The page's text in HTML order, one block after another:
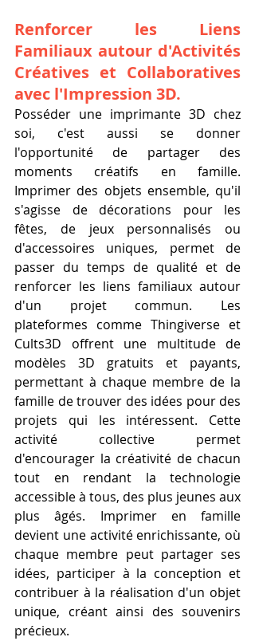
Renforcer les Liens
Familiaux autour d'Activités
Créatives et Collaboratives
avec l'Impression 3D.
Posséder une imprimante 3D chez
soi, c'est aussi se donner
l'opportunité de partager des
moments créatifs en famille.
Imprimer des objets ensemble, qu'il
s'agisse de décorations pour les
fêtes, de jeux personnalisés ou
d'accessoires uniques, permet de
passer du temps de qualité et de
renforcer les liens familiaux autour
d'un projet commun. Les
plateformes comme Thingiverse et
Cults3D offrent une multitude de
modèles 3D gratuits et payants,
permettant à chaque membre de la
famille de trouver des idées pour des
projets qui les intéressent. Cette
activité collective permet
d'encourager la créativité de chacun
tout en rendant la technologie
accessible à tous, des plus jeunes aux
plus âgés. Imprimer en famille
devient une activité enrichissante, où
chaque membre peut partager ses
idées, participer à la conception et
contribuer à la réalisation d'un objet
unique, créant ainsi des souvenirs
précieux.